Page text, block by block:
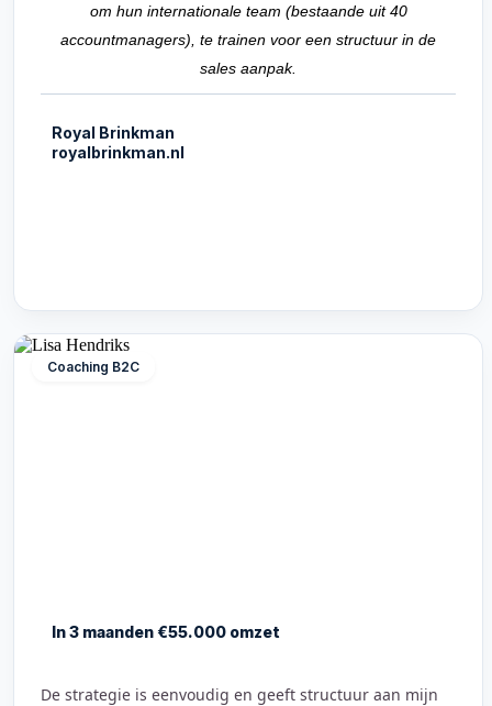
om hun internationale team (bestaande uit 40
accountmanagers), te trainen voor een structuur in de
sales aanpak.
Royal Brinkman
royalbrinkman.nl
Coaching B2C
In 3 maanden €55.000 omzet
De strategie is eenvoudig en geeft structuur aan mijn